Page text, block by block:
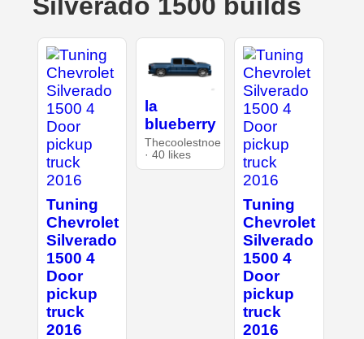
Tuning
Chevrolet
Silverado
1500 4
Door
pickup
truck
2016
la
blueberry
Thecoolestnoe
· 40 likes
Tuning
Chevrolet
Silverado
1500 4
Door
pickup
truck
2016